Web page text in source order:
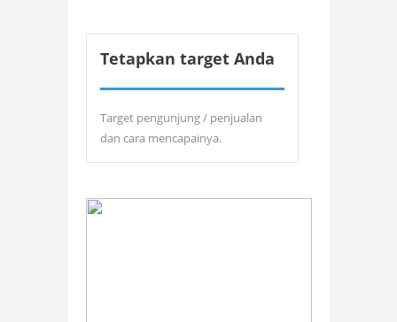
Tetapkan target Anda
Target pengunjung / penjualan
dan cara mencapainya.